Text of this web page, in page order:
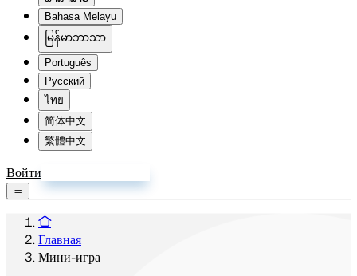
Bahasa Melayu
မြန်မာဘာသာ
Português
Русский
ไทย
简体中文
繁體中文
Войти
Главная
Мини-игра